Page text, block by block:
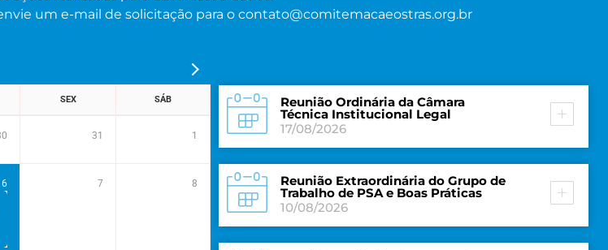
um e-mail de solicitação para o contato@comitemacaeostras.org.br
SEX SÁB
31 1
6 7 8
Reunião Ordinária da Câmara
Técnica Institucional Legal
17/08/2026
Reunião Extraordinária do Grupo de
Trabalho de PSA e Boas Práticas
10/08/2026